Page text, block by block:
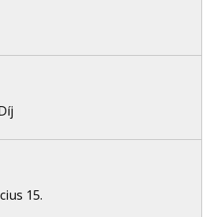
15.